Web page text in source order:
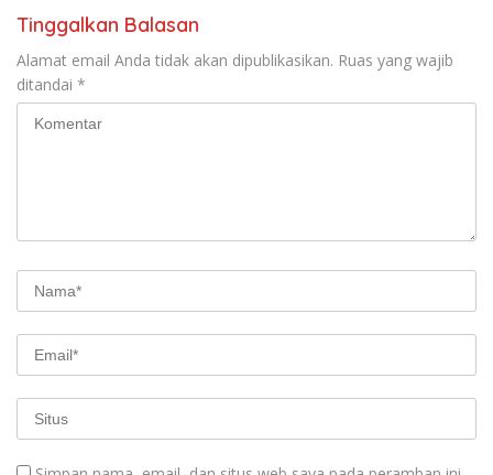
Tinggalkan Balasan
Alamat email Anda tidak akan dipublikasikan. Ruas yang wajib
ditandai *